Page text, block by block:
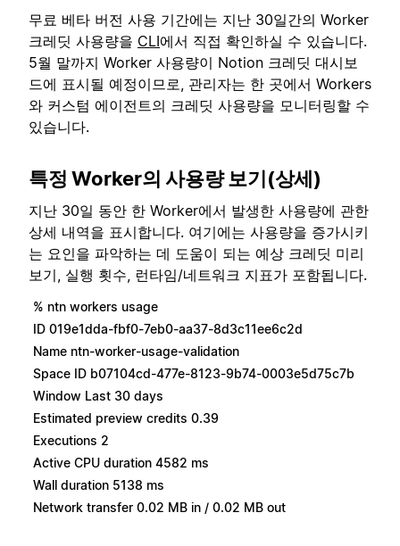
무료 베타 버전 사용 기간에는 지난 30일간의 Worker
크레딧 사용량을 CLI에서 직접 확인하실 수 있습니다.
5월 말까지 Worker 사용량이 Notion 크레딧 대시보
드에 표시될 예정이므로, 관리자는 한 곳에서 Workers
와 커스텀 에이전트의 크레딧 사용량을 모니터링할 수
있습니다.
특정 Worker의 사용량 보기(상세)
지난 30일 동안 한 Worker에서 발생한 사용량에 관한
상세 내역을 표시합니다. 여기에는 사용량을 증가시키
는 요인을 파악하는 데 도움이 되는 예상 크레딧 미리
보기, 실행 횟수, 런타임/네트워크 지표가 포함됩니다.
% ntn workers usage
ID 019e1dda-fbf0-7eb0-aa37-8d3c11ee6c2d
Name ntn-worker-usage-validation
Space ID b07104cd-477e-8123-9b74-0003e5d75c7b
Window Last 30 days
Estimated preview credits 0.39
Executions 2
Active CPU duration 4582 ms
Wall duration 5138 ms
Network transfer 0.02 MB in / 0.02 MB out